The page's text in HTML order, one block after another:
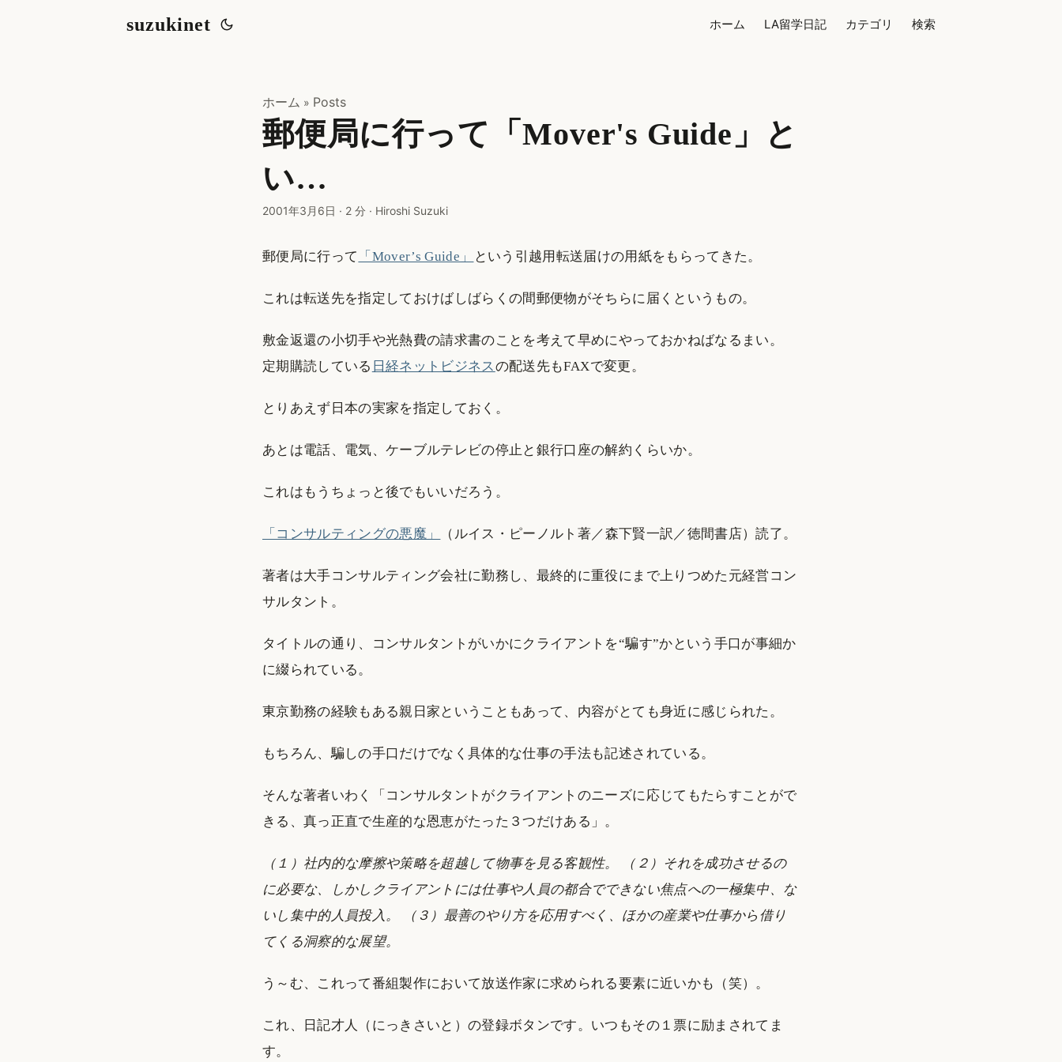
suzukinet ホーム LA留学日記 カテゴリ 検索
ホーム » Posts
郵便局に行って「Mover's Guide」と
い…
2001年3月6日 · 2 分 · Hiroshi Suzuki
郵便局に行って 「Mover’s Guide」 という引越用転送届けの用紙をもらってきた。
これは転送先を指定しておけばしばらくの間郵便物がそちらに届くというもの。
敷金返還の小切手や光熱費の請求書のことを考えて早めにやっておかねばなるまい。
定期購読している 日経ネットビジネスの配送先もFAXで変更。
とりあえず日本の実家を指定しておく。
あとは電話、電気、ケーブルテレビの停止と銀行口座の解約くらいか。
これはもうちょっと後でもいいだろう。
「コンサルティングの悪魔」 （ルイス・ピーノルト著／森下賢一訳／徳間書店）読了。
著者は大手コンサルティング会社に勤務し、最終的に重役にまで上りつめた元経営コン
サルタント。
タイトルの通り、コンサルタントがいかにクライアントを“騙す”かという手口が事細か
に綴られている。
東京勤務の経験もある親日家ということもあって、内容がとても身近に感じられた。
もちろん、騙しの手口だけでなく具体的な仕事の手法も記述されている。
そんな著者いわく「コンサルタントがクライアントのニーズに応じてもたらすことがで
きる、真っ正直で生産的な恩恵がたった３つだけある」。
（１）社内的な摩擦や策略を超越して物事を見る客観性。 （２）それを成功させるの
に必要な、しかしクライアントには仕事や人員の都合でできない焦点への一極集中、な
いし集中的人員投入。 （３）最善のやり方を応用すべく、ほかの産業や仕事から借り
てくる洞察的な展望。
う～む、これって番組製作において放送作家に求められる要素に近いかも（笑）。
これ、日記才人（にっきさいと）の登録ボタンです。いつもその１票に励まされてま
す。